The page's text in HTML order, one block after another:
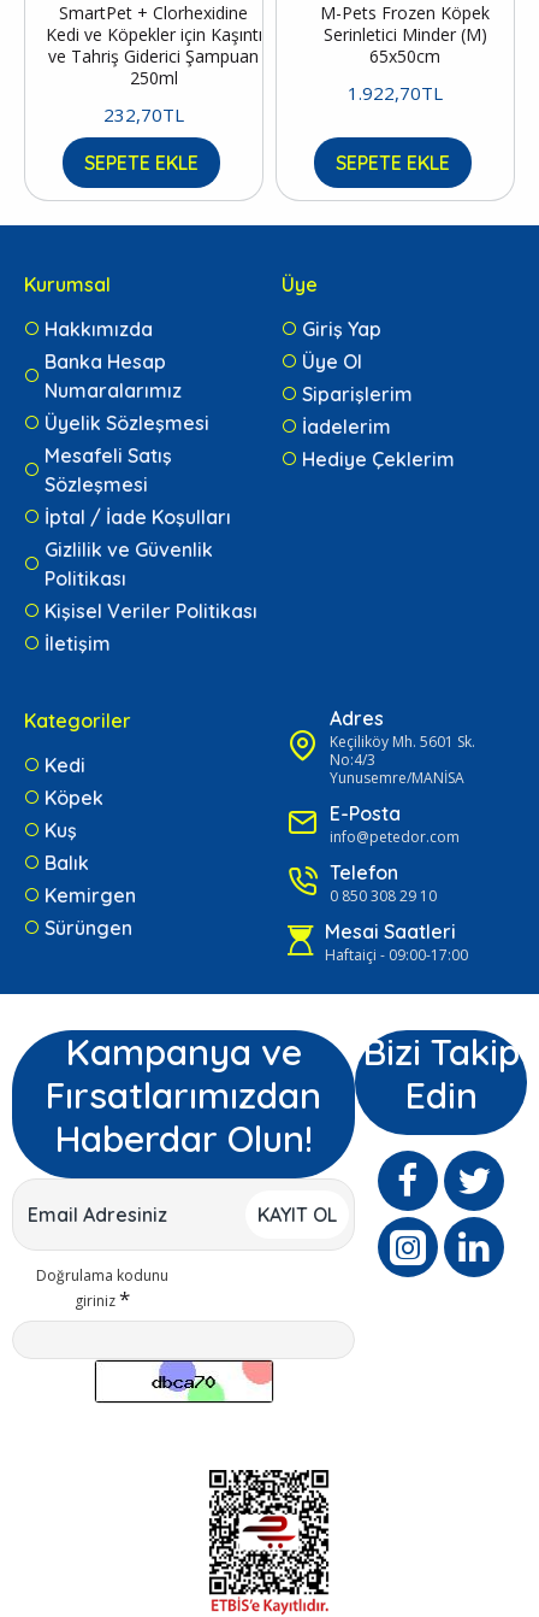
SmartPet + Clorhexidine
Kedi ve Köpekler için Kaşıntı
ve Tahriş Giderici Şampuan
250ml
232,70TL
SEPETE EKLE
M-Pets Frozen Köpek
Serinletici Minder (M)
65x50cm
1.922,70TL
SEPETE EKLE
Kurumsal
Hakkımızda
Banka Hesap
Numaralarımız
Üyelik Sözleşmesi
Mesafeli Satış
Sözleşmesi
İptal / İade Koşulları
Gizlilik ve Güvenlik
Politikası
Kişisel Veriler Politikası
İletişim
Üye
Giriş Yap
Üye Ol
Siparişlerim
İadelerim
Hediye Çeklerim
Kategoriler
Kedi
Köpek
Kuş
Balık
Kemirgen
Sürüngen
Adres
Keçiliköy Mh. 5601 Sk.
No:4/3
Yunusemre/MANİSA
E-Posta
info@petedor.com
Telefon
0 850 308 29 10
Mesai Saatleri
Haftaiçi - 09:00-17:00
Kampanya ve
Fırsatlarımızdan
Haberdar Olun!
KAYIT OL
Doğrulama kodunu
giriniz
Bizi Takip
Edin